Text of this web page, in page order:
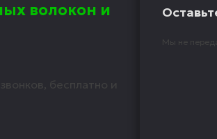
волокон и
бесплатно и
Мы не